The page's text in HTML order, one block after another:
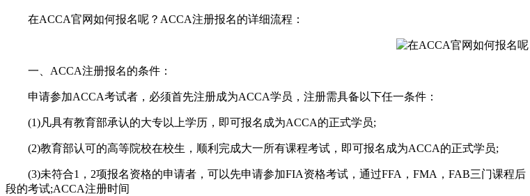
在ACCA官网如何报名呢？ACCA注册报名的详细流程：
一、ACCA注册报名的条件：
申请参加ACCA考试者，必须首先注册成为ACCA学员，注册需具备以下任一条件：
(1)凡具有教育部承认的大专以上学历，即可报名成为ACCA的正式学员;
(2)教育部认可的高等院校在校生，顺利完成大一所有课程考试，即可报名成为ACCA的正式学员;
(3)未符合1，2项报名资格的申请者，可以先申请参加FIA资格考试，通过FFA，FMA，FAB三门课程
段的考试;ACCA注册时间